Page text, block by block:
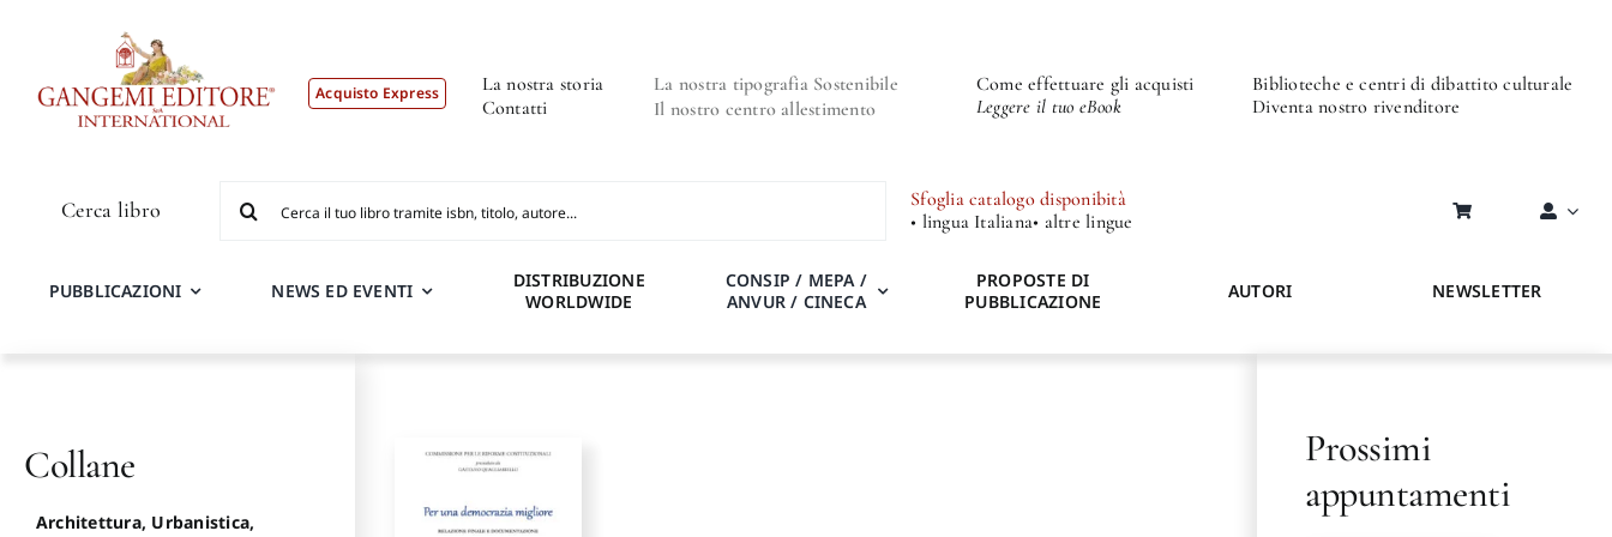
Acquisto Express
La nostra storia
Contatti
La nostra tipografia Sostenibile
Il nostro centro allestimento
Come effettuare gli acquisti
Leggere il tuo eBook
Biblioteche e centri di dibattito culturale
Diventa nostro rivenditore
Cerca libro
per:
Sfoglia catalogo disponibità
• lingua Italiana• altre lingue
PUBBLICAZIONI NEWS ED EVENTI
DISTRIBUZIONE
WORLDWIDE
CONSIP / MEPA /
ANVUR / CINECA
PROPOSTE DI
PUBBLICAZIONE
AUTORI NEWSLETTER
Collane
Architettura, Urbanistica,
Prossimi
appuntamenti